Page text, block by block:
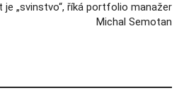
je „svinstvo“, říká portfolio manažer
Michal Semotan